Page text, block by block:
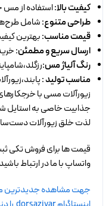
کیفیت بالا:استفاده از مس
طراحی متنوع:شامل
قیمت مناسب:بهترین
ارسال سریع و مطمئن:
رنگ آلیاژ مس:
مناسب تولید :
زیورآلات مسی با
جذابیت خاصی به استایل
لذت خلق زیورآلات دست‌ساز
قیمت ها برای فروش تکی
واتساپ با ما در ارتباط باشید.
جهت مشاهده جدیدترین